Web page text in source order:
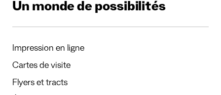
Un monde de possibilités
Impression en ligne
Cartes de visite
Flyers et tracts